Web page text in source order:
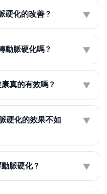
硬化的改善？ ▼
動脈硬化嗎？ ▼
真的有效嗎？ ▼
硬化的效果不如
▼
脈硬化？ ▼